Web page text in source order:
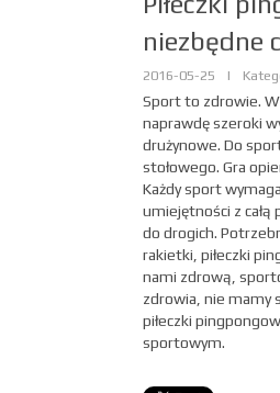
niezbędne
2016-05-25 |
Sport to zdrowie.
naprawdę szeroki
drużynowe. Do
stołowego. Gra
Każdy sport
umiejętności z całą
do drogich.
rakietki, piłeczki
nami zdrową,
zdrowia, nie mamy
piłeczki
sportowym.